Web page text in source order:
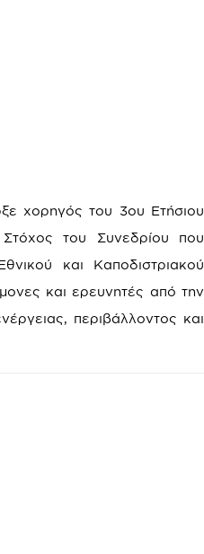
χορηγός του 3ου Ετήσιου
Στόχος του Συνεδρίου που
και Καποδιστριακού
και ερευνητές από την
περιβάλλοντος και